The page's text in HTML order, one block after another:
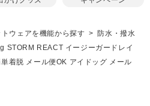
トウェアを機能から探す
防水・撥水
STORM REACT イージーガードレイ
着脱 メール便OK アイドッグ メール